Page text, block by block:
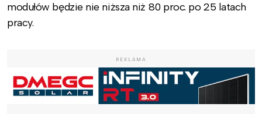
modułów będzie nie niższa niż 80 proc. po 25 latach
pracy.
REKLAMA